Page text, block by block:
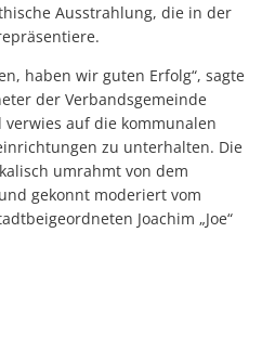
Ausstrahlung, die in der
haben wir guten Erfolg“, sagte
der Verbandsgemeinde
auf die kommunalen
zu unterhalten. Die
umrahmt von dem
gekonnt moderiert vom
Joachim „Joe“